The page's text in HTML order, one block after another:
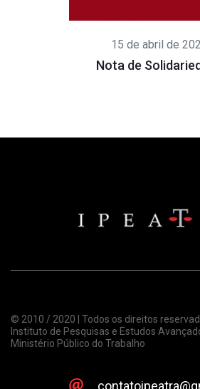
15 de abril de
Nota de
© 2010 / 2020 | Todos os direitos
Instituto de Pesquisas e Estudos
Ministério Público do Trabalho